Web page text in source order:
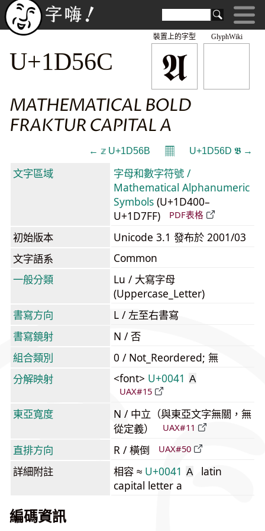
GlyphWiki
𝕬
裝置上的字型
U+1D56C
MATHEMATICAL BOLD
FRAKTUR CAPITAL A
← 𝕫 U+1D56B 𝄜 U+1D56D 𝕭 →
文字區域
字母和數字符號 /
Mathematical Alphanumeric
Symbols (U+1D400–
U+1D7FF)
PDF表格
初始版本
Unicode 3.1 發布於 2001/03
文字語系
Common
一般分類
Lu / 大寫字母
(Uppercase_Letter)
書寫方向
L / 左至右書寫
書寫鏡射
N / 否
組合類別
0 / Not_Reordered; 無
分解映射
<font> U+0041 A
UAX#15
東亞寬度
N / 中立（與東亞文字無關，無
從定義）
UAX#11
直排方向 R / 橫倒 UAX#50
詳細附註 相容 ≈ U+0041 A
latin
capital letter a
編碼資訊